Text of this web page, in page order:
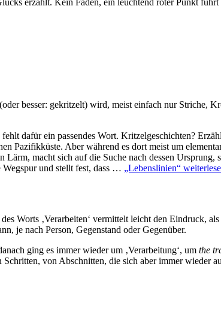
erzählt. Kein Faden, ein leuchtend roter Punkt
besser: gekritzelt) wird, meist einfach nur Striche,
dafür ein passendes Wort. Kritzelgeschichten?
Pazifikküste. Aber während es dort meist um
macht sich auf die Suche nach dessen
Wegspur und stellt fest, dass … „Lebenslinien“
Worts ‚Verarbeiten‘ vermittelt leicht den Eindruck,
je nach Person, Gegenstand oder Gegenüber.
ging es immer wieder um ‚Verarbeitung‘, um the
von Abschnitten, die sich aber immer wieder